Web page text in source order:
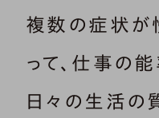
複数の症状が
って、仕事の
日々の生活の